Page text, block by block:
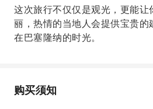
这次旅行不仅仅是观光，更能让
丽，热情的当地人会提供宝贵的
在巴塞隆纳的时光。
购买须知